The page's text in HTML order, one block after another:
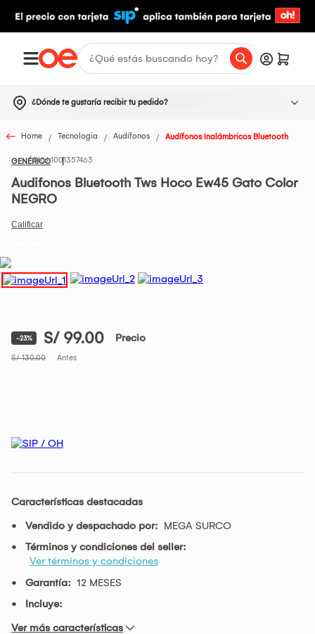
¿Dónde te gustaría recibir tu pedido?
Home Tecnologia Audífonos Audífonos Inalámbricos Bluetooth
GENÉRICO1001357463
Audifonos Bluetooth Tws Hoco Ew45 Gato Color
NEGRO
-23% S/ 99.00 Precio
S/ 130.00 Antes
Características destacadas
Vendido y despachado por: MEGA SURCO
Términos y condiciones del seller:
Ver términos y condiciones
Garantía: 12 MESES
Incluye:
Ver más características